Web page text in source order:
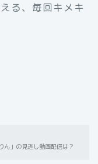
る、毎回キメキ
ん」の見逃し動画配信は？